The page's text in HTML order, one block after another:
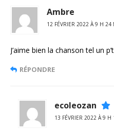
Ambre
12 FÉVRIER 2022 À 9 H 24
J’aime bien la chanson tel un
RÉPONDRE
ecoleozan
13 FÉVRIER 2022 À 9 H